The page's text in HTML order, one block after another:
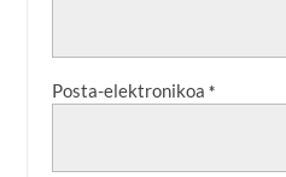
Posta-elektronikoa*